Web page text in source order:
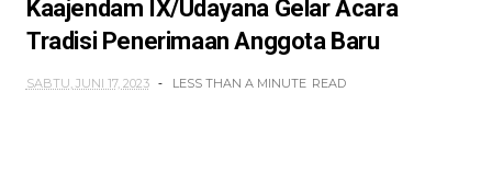
Kaajendam IX/Udayana Gelar Acara
Tradisi Penerimaan Anggota Baru
SABTU, JUNI 17, 2023 LESS THAN A MINUTE READ